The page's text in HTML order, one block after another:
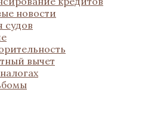
новости
судов
вычет